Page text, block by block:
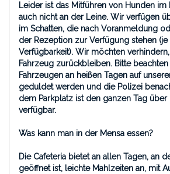
Leider ist das Mitführen von Hunden im
auch nicht an der Leine. Wir verfügen
im Schatten, die nach Voranmeldung
der Rezeption zur Verfügung stehen (je
Verfügbarkeit). Wir möchten
Fahrzeug zurückbleiben. Bitte
Fahrzeugen an heißen Tagen auf
geduldet werden und die Polizei
dem Parkplatz ist den ganzen Tag über
verfügbar.
Was kann man in der Mensa essen?
Die Cafeteria bietet an allen Tagen, an
geöffnet ist, leichte Mahlzeiten an, mit